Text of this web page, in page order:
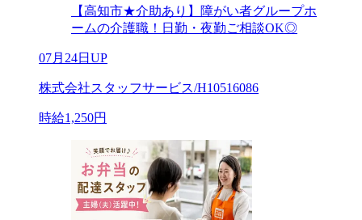
【高知市★介助あり】障がい者グループホ
ームの介護職！日勤・夜勤ご相談OK◎
07月24日UP
株式会社スタッフサービス/H10516086
時給1,250円